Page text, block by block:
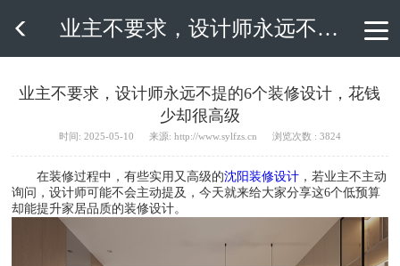
 业主不要求，设计师永远不提的6个装修设计，花钱少却很高级
业主不要求，设计师永远不提的6个装修设计，花钱
少却很高级
时间: 2025-05-10 来源: http://www.sylfzs.cn 浏览次数 : 3824
在装修过程中，有些实用又高级的沈阳装修设计 ，若业主不主动
询问，设计师可能不会主动提及，今天就来给大家分享这6个低预算
却能提升家居品质的装修设计。